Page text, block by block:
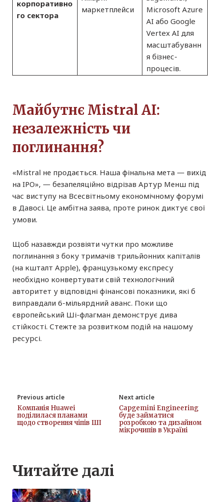
корпоративно
го сектора
маркетплейси
Microsoft Azure
AI або Google
Vertex AI для
масштабуванн
я бізнес-
процесів.
Майбутнє Mistral AI:
незалежність чи
поглинання?
«Mistral не продається. Наша фінальна мета — вихід
на IPO», — безапеляційно відрізав Артур Менш під
час виступу на Всесвітньому економічному форумі
в Давосі. Це амбітна заява, проте ринок диктує свої
умови.
Щоб назавжди розвіяти чутки про можливе
поглинання з боку тримачів трильйонних капіталів
(на кшталт Apple), французькому експресу
необхідно конвертувати свій технологічний
авторитет у відповідні фінансові показники, які б
виправдали 6-мільярдний аванс. Поки що
європейський Ші-флагман демонструє дива
стійкості. Стежте за розвитком подій на нашому
ресурсі.
Previous article
Компанія Huawei
поділилася планами
щодо створення чіпів ШІ
Next article
Capgemini Engineering
буде займатися
розробкою та дизайном
мікрочипів в Україні
Читайте далі